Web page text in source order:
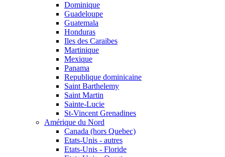
Dominique
Guadeloupe
Guatemala
Honduras
Iles des Caraibes
Martinique
Mexique
Panama
Republique dominicaine
Saint Barthelemy
Saint Martin
Sainte-Lucie
St-Vincent Grenadines
Amérique du Nord
Canada (hors Quebec)
Etats-Unis - autres
Etats-Unis - Floride